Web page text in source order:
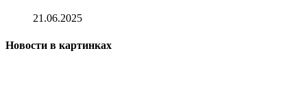
21.06.2025
Новости в картинках